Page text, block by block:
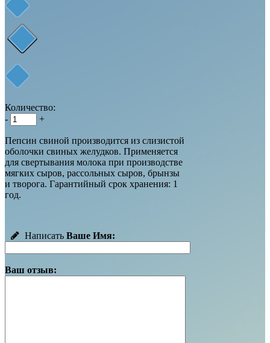
Количество:
-
+
Пепсин свиной производится из слизистой
оболочки свиных желудков. Применяется
для свертывания молока при производстве
мягких сыров, рассольных сыров, брынзы
и творога. Гарантийный срок хранения: 1
год.
Написать Ваше Имя:
Ваш отзыв: